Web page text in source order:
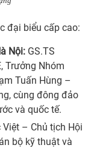
đại biểu cấp cao:
Nội: GS.TS
Trưởng Nhóm
Tuấn Hùng –
cùng đông đảo
và quốc tế.
– Chủ tịch Hội
bộ kỹ thuật và